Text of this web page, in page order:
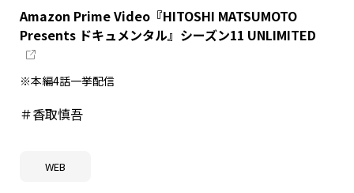
Amazon Prime Video『HITOSHI MATSUMOTO
Presents ドキュメンタル』シーズン11 UNLIMITED
※本編4話一挙配信
＃香取慎吾
WEB